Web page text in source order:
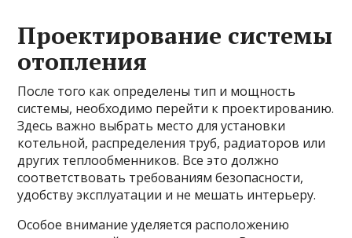
Проектирование системы
отопления
После того как определены тип и мощность
системы, необходимо перейти к проектированию.
Здесь важно выбрать место для установки
котельной, распределения труб, радиаторов или
других теплообменников. Все это должно
соответствовать требованиям безопасности,
удобству эксплуатации и не мешать интерьеру.
Особое внимание уделяется расположению